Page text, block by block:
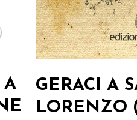
A
GERACI A
LORENZO